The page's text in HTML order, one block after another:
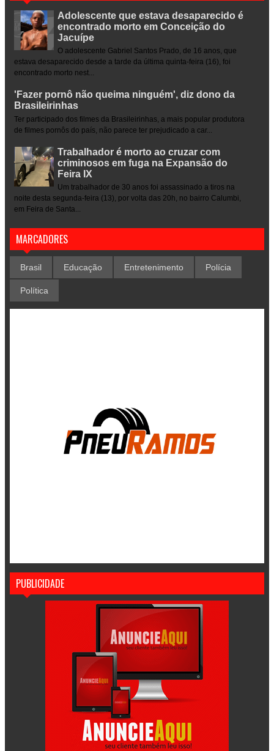
Adolescente que estava desaparecido é
encontrado morto em Conceição do
Jacuípe
O adolescente Gabriel Santos Prado, de 16 anos, que
estava desaparecido desde a tarde da última quinta-feira (16), foi
encontrado morto nest...
'Fazer pornô não queima ninguém', diz dono da
Brasileirinhas
Ter participado dos filmes da Brasileirinhas, a mais popular produtora
de filmes pornôs do país, não parece ter prejudicado a car...
Trabalhador é morto ao cruzar com
criminosos em fuga na Expansão do
Feira IX
Um trabalhador de 30 anos foi assassinado a tiros na
noite desta segunda-feira (13), por volta das 20h, no bairro Calumbi,
em Feira de Santa...
MARCADORES
Brasil Educação Entretenimento Polícia
Política
PUBLICIDADE